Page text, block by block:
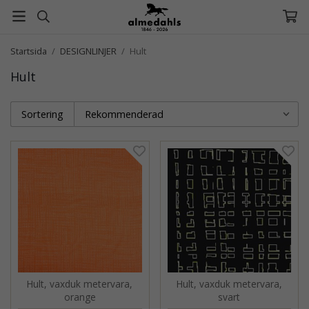
Startsida / DESIGNLINJER / Hult
Hult
Sortering
Hult, vaxduk metervara,
orange
Hult, vaxduk metervara,
svart